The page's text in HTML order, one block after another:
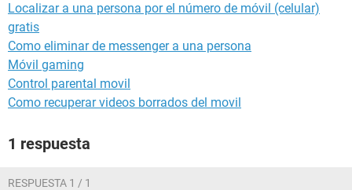
Localizar a una persona por el número de móvil (celular)
gratis
Como eliminar de messenger a una persona
Móvil gaming
Control parental movil
Como recuperar videos borrados del movil
1 respuesta
RESPUESTA 1 / 1